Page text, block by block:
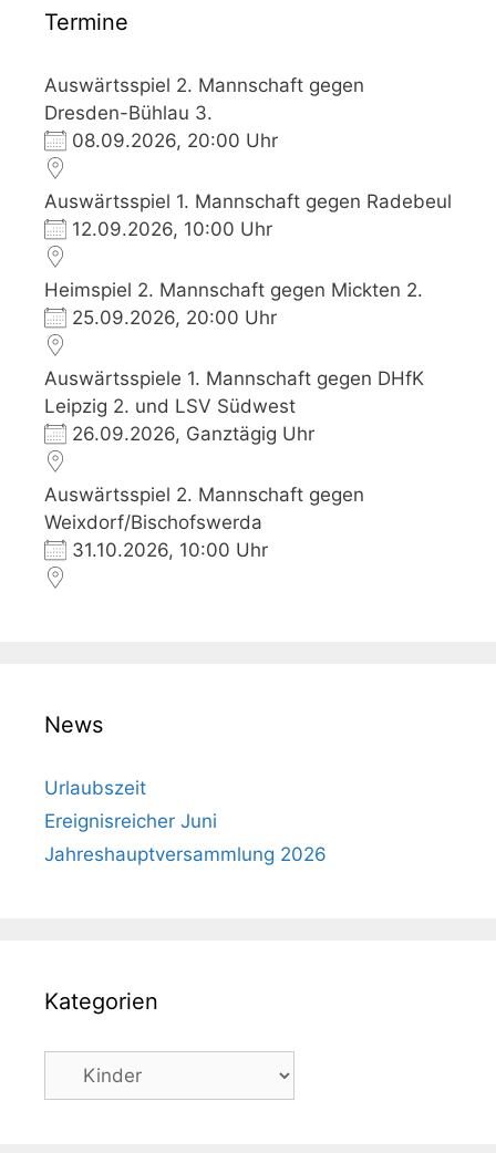
Termine
Auswärtsspiel 2. Mannschaft gegen
Dresden-Bühlau 3.
08.09.2026, 20:00 Uhr
Auswärtsspiel 1. Mannschaft gegen Radebeul
12.09.2026, 10:00 Uhr
Heimspiel 2. Mannschaft gegen Mickten 2.
25.09.2026, 20:00 Uhr
Auswärtsspiele 1. Mannschaft gegen DHfK
Leipzig 2. und LSV Südwest
26.09.2026, Ganztägig Uhr
Auswärtsspiel 2. Mannschaft gegen
Weixdorf/Bischofswerda
31.10.2026, 10:00 Uhr
News
Urlaubszeit
Ereignisreicher Juni
Jahreshauptversammlung 2026
Kategorien
Kategorien